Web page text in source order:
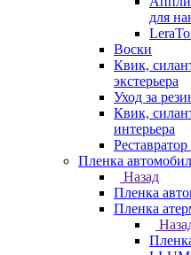
для
Воски
Квик,
экстерьера
Уход за
Квик,
интерьера
Пленка
Назад
Пленка
Пленка